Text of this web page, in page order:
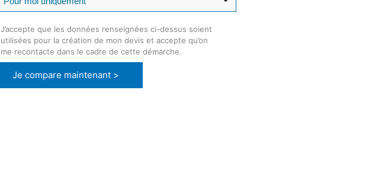
J’accepte que les données renseignées ci-dessus soient
utilisées pour la création de mon devis et accepte qu’on
me recontacte dans le cadre de cette démarche.
Je compare maintenant >